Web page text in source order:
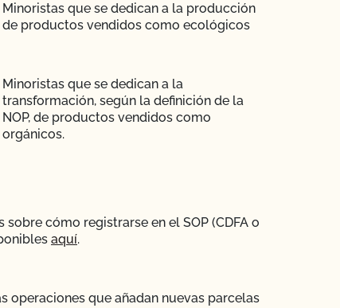
Minoristas que se dedican a la producción
de productos vendidos como ecológicos
Minoristas que se dedican a la
transformación, según la definición de la
NOP, de productos vendidos como
orgánicos.
sobre cómo registrarse en el SOP (CDFA o
aquí.
operaciones que añadan nuevas parcelas